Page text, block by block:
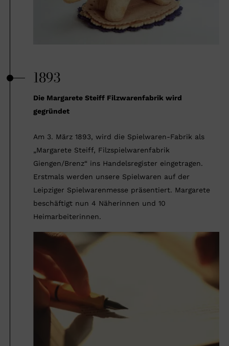
1893
Die Margarete Steiff Filzwarenfabrik wird
gegründet
Am 3. März 1893, wird die Spielwaren-Fabrik als
„Margarete Steiff, Filzspielwarenfabrik
Giengen/Brenz“ ins Handelsregister eingetragen.
Erstmals werden unsere Spielwaren auf der
Leipziger Spielwarenmesse präsentiert. Margarete
beschäftigt nun 4 Näherinnen und 10
Heimarbeiterinnen.